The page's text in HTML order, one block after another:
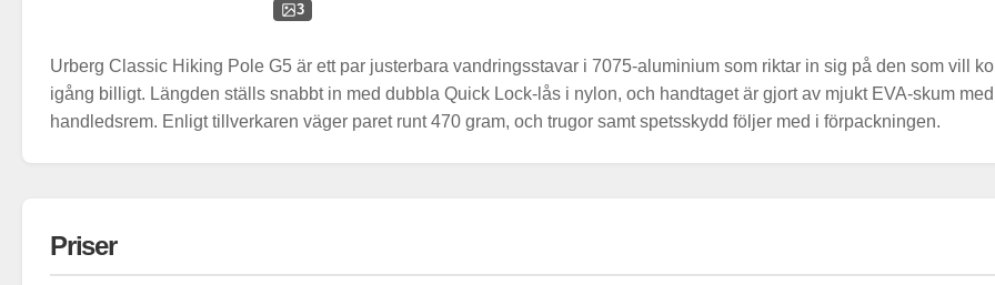
3
Urberg Classic Hiking Pole G5 är ett par justerbara vandringsstavar i 7075-aluminium som riktar in sig på den som vill
igång billigt. Längden ställs snabbt in med dubbla Quick Lock-lås i nylon, och handtaget är gjort av mjukt EVA-skum med
handledsrem. Enligt tillverkaren väger paret runt 470 gram, och trugor samt spetsskydd följer med i förpackningen.
Priser